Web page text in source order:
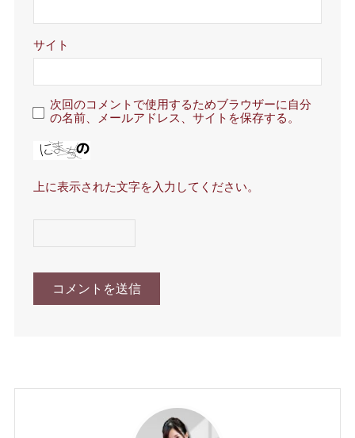
サイト
次回のコメントで使用するためブラウザーに自分
の名前、メールアドレス、サイトを保存する。
上に表示された文字を入力してください。